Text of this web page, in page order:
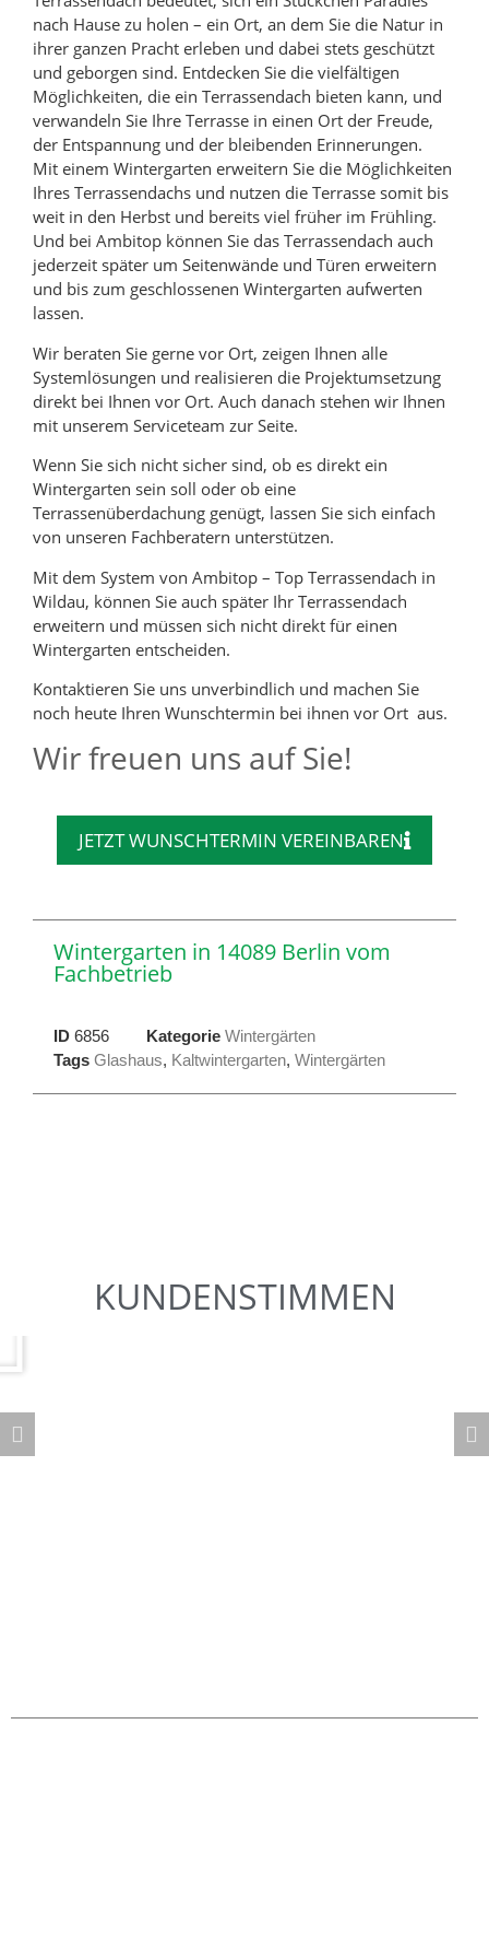
nach Hause zu holen – ein Ort, an dem Sie die Natur in
ihrer ganzen Pracht erleben und dabei stets geschützt
und geborgen sind. Entdecken Sie die vielfältigen
Möglichkeiten, die ein Terrassendach bieten kann, und
verwandeln Sie Ihre Terrasse in einen Ort der Freude,
der Entspannung und der bleibenden Erinnerungen.
Mit einem Wintergarten erweitern Sie die Möglichkeiten
Ihres Terrassendachs und nutzen die Terrasse somit bis
weit in den Herbst und bereits viel früher im Frühling.
Und bei Ambitop können Sie das Terrassendach auch
jederzeit später um Seitenwände und Türen erweitern
und bis zum geschlossenen Wintergarten aufwerten
lassen.
Wir beraten Sie gerne vor Ort, zeigen Ihnen alle
Systemlösungen und realisieren die Projektumsetzung
direkt bei Ihnen vor Ort. Auch danach stehen wir Ihnen
mit unserem Serviceteam zur Seite.
Wenn Sie sich nicht sicher sind, ob es direkt ein
Wintergarten sein soll oder ob eine
Terrassenüberdachung genügt, lassen Sie sich einfach
von unseren Fachberatern unterstützen.
Mit dem System von Ambitop – Top Terrassendach in
Wildau, können Sie auch später Ihr Terrassendach
erweitern und müssen sich nicht direkt für einen
Wintergarten entscheiden.
Kontaktieren Sie uns unverbindlich und machen Sie
noch heute Ihren Wunschtermin bei ihnen vor Ort aus.
Wir freuen uns auf Sie!
JETZT WUNSCHTERMIN VEREINBAREN
Wintergarten in 14089 Berlin vom
Fachbetrieb
ID 6856 Kategorie Wintergärten
Tags Glashaus, Kaltwintergarten, Wintergärten
KUNDENSTIMMEN